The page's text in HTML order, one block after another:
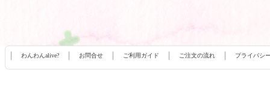
わんわんalive? お問合せ ご利用ガイド ご注文の流れ プライバシ